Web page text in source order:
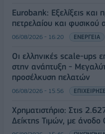
Eurobank: Εξελίξεις και
πετρελαίου και
06/08/2026 - 16:20 ΕΝΕΡΓΕΙΑ
Οι ελληνικές scale-ups
στην ανάπτυξη -
προσέλκυση πελατών
06/08/2026 - 15:56
Χρηματιστήριο: Στις
Δείκτης Τιμών, με